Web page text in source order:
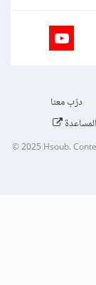
درّب معنا
© 2025Hsoub.